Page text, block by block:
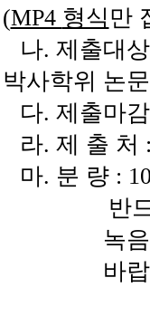
(MP4 형식 만
나. 제출대
박사학위 논
다. 제출마
라. 제 출 처
마. 분 량 :
반드
녹
바